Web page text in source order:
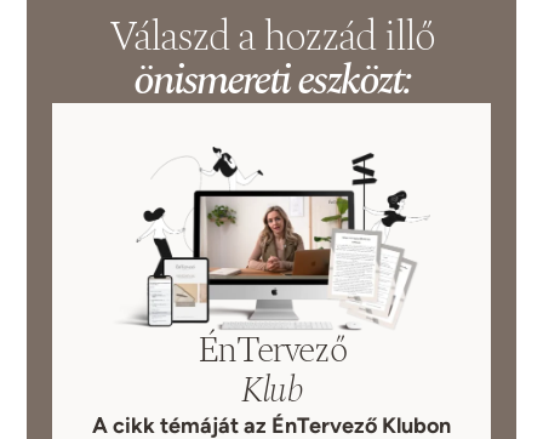
Válaszd a hozzád illő
önismereti eszközt:
ÉnTervező
Klub
A cikk témáját az ÉnTervező Klubon